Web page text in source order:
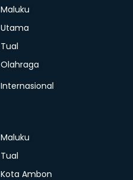
Maluku
Utama
Tual
Olahraga
Internasional
Maluku
Tual
Kota Ambon